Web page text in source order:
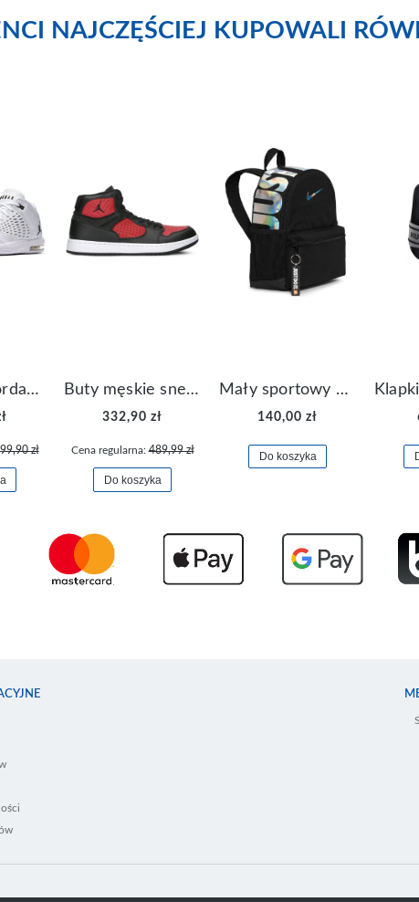
NAJCZĘŚCIEJ KUPOWALI
Buty Nike Jordan Flight Origin 4 921196-100
zł
Buty męskie sneakersy Jordan Access AR3762-006
332,90 zł
Cena regularna:489,99 zł
Do koszyka
Mały sportowy plecak plecaczek Nike Brasilia JDI DR6091-017
140,00 zł
Do koszyka